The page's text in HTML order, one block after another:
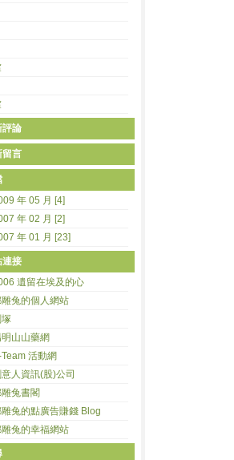
評論
留言
年 05 月 [4]
年 02 月 [2]
年 01 月 [23]
連接
遺留在埃及的心
兔的個人網站
明山山藥網
活動網
人資訊(股)公司
兔書閣
兔的點廣告賺錢 Blog
兔的幸福網站